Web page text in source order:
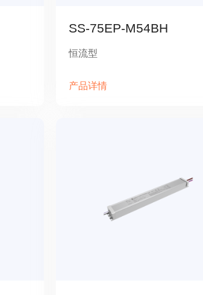
SS-75EP-M54BH
恒流型
产品详情